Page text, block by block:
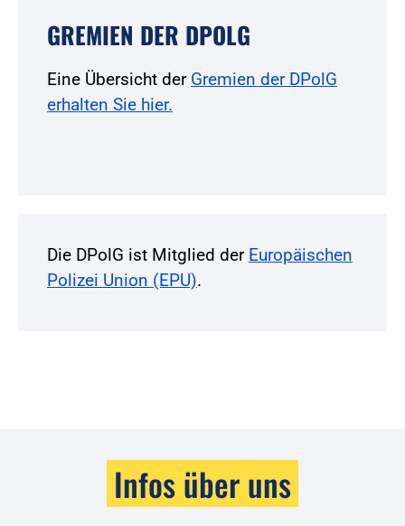
GREMIEN DER DPOLG
Eine Übersicht der Gremien der DPolG
erhalten Sie hier.
Die DPolG ist Mitglied der Europäischen
Polizei Union (EPU).
Infos über uns